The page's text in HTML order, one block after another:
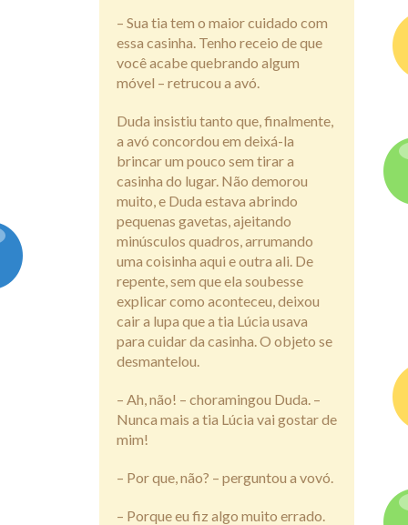
– Sua tia tem o maior cuidado com
essa casinha. Tenho receio de que
você acabe quebrando algum
móvel – retrucou a avó.
Duda insistiu tanto que, finalmente,
a avó concordou em deixá-la
brincar um pouco sem tirar a
casinha do lugar. Não demorou
muito, e Duda estava abrindo
pequenas gavetas, ajeitando
minúsculos quadros, arrumando
uma coisinha aqui e outra ali. De
repente, sem que ela soubesse
explicar como aconteceu, deixou
cair a lupa que a tia Lúcia usava
para cuidar da casinha. O objeto se
desmantelou.
– Ah, não! – choramingou Duda. –
Nunca mais a tia Lúcia vai gostar de
mim!
– Por que, não? – perguntou a vovó.
– Porque eu fiz algo muito errado.